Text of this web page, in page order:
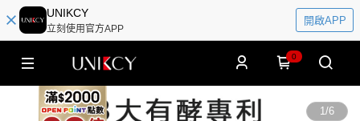
UNIKCY
立刻使用官方APP
開啟APP
0
1/6